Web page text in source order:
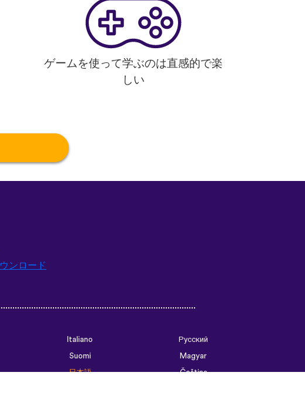
ゲームを使って学ぶのは直感的で楽
しい
ンロード
Italiano
Русский
Suomi
Magyar
日本語
Čeština